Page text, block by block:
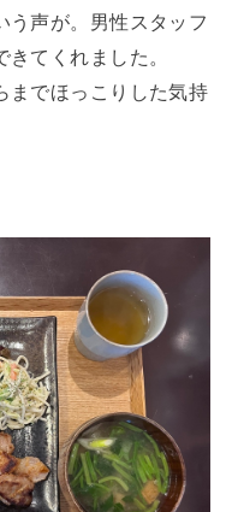
う声が。男性スタッフ
てくれました。
までほっこりした気持